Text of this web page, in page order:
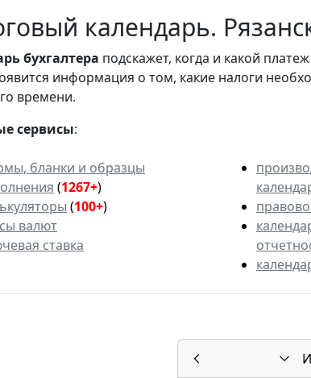
календарь.
бухгалтера подскажет, когда и какой
информация о том, какие налоги
времени.
сервисы:
бланки и образцы
(1267+)
(100+)
валют
ставка